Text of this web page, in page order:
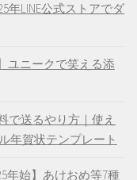
年LINE公式ストアでダ
ユニークで笑える添
で送るやり方｜使え
年賀状テンプレート
年始】あけおめ等7種